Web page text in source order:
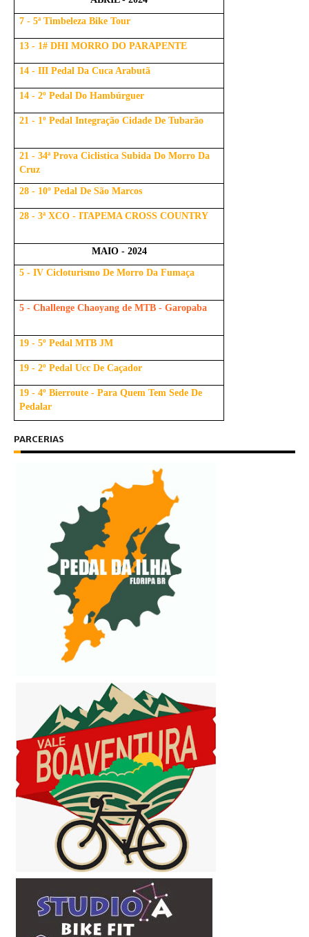
7 - 5ª Timbeleza Bike Tour
13 - 1# DHI MORRO DO PARAPENTE
14 - III Pedal Da Cuca Arabutã
14 - 2º Pedal Do Hambúrguer
21 - 1º Pedal Integração Cidade De Tubarão
21 - 34ª Prova Ciclistica Subida Do Morro Da
Cruz
28 - 10º Pedal De São Marcos
28 - 3ª XCO - ITAPEMA CROSS COUNTRY
MAIO - 2024
5 - IV Cicloturismo De Morro Da Fumaça
5 - Challenge Chaoyang de MTB - Garopaba
19 - 5º Pedal MTB JM
19 - 2º Pedal Ucc De Caçador
19 - 4º Bierroute - Para Quem Tem Sede De
Pedalar
PARCERIAS